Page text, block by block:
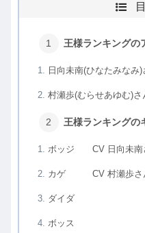
王様ランキングの
日向未南(ひなたみなみ
村瀬歩(むらせあゆむ)
王様ランキングの
ボッジ CV 日向未南
カゲ CV 村瀬歩さ
ダイダ
ボッス